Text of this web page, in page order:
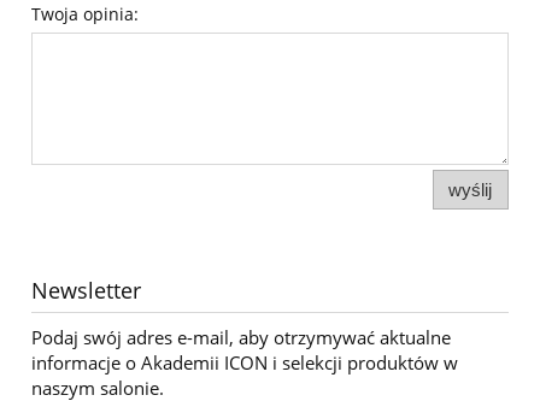
Twoja opinia:
wyślij
Newsletter
Podaj swój adres e-mail, aby otrzymywać aktualne
informacje o Akademii ICON i selekcji produktów w
naszym salonie.